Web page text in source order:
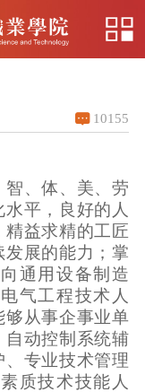
10155
、体、美、劳
平，良好的人
益求精的工匠
展的能力；掌
通用设备制造
气工程技术人
够从事企事业单
自动控制系统辅
专业技术管理
质技术技能人